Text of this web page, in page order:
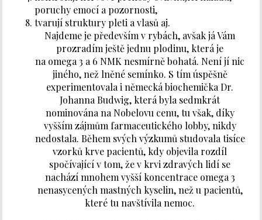
poruchy emocí a pozornosti,
tvarují struktury pleti a vlasů aj.
Najdeme je především v rybách, avšak já Vám
prozradím ještě jednu plodinu, která je
na omega 3 a 6 NMK nesmírně bohatá. Není jí nic
jiného, než lněné semínko. S tím úspěšně
experimentovala i německá biochemička Dr.
Johanna Budwig, která byla sedmkrát
nominována na Nobelovu cenu, tu však, díky
vyšším zájmům farmaceutického lobby, nikdy
nedostala. Během svých výzkumů studovala tisíce
vzorků krve pacientů, kdy objevila rozdíl
spočívající v tom, že v krvi zdravých lidí se
nachází mnohem vyšší koncentrace omega 3
nenasycených mastných kyselin, než u pacientů,
které tu navštívila nemoc.